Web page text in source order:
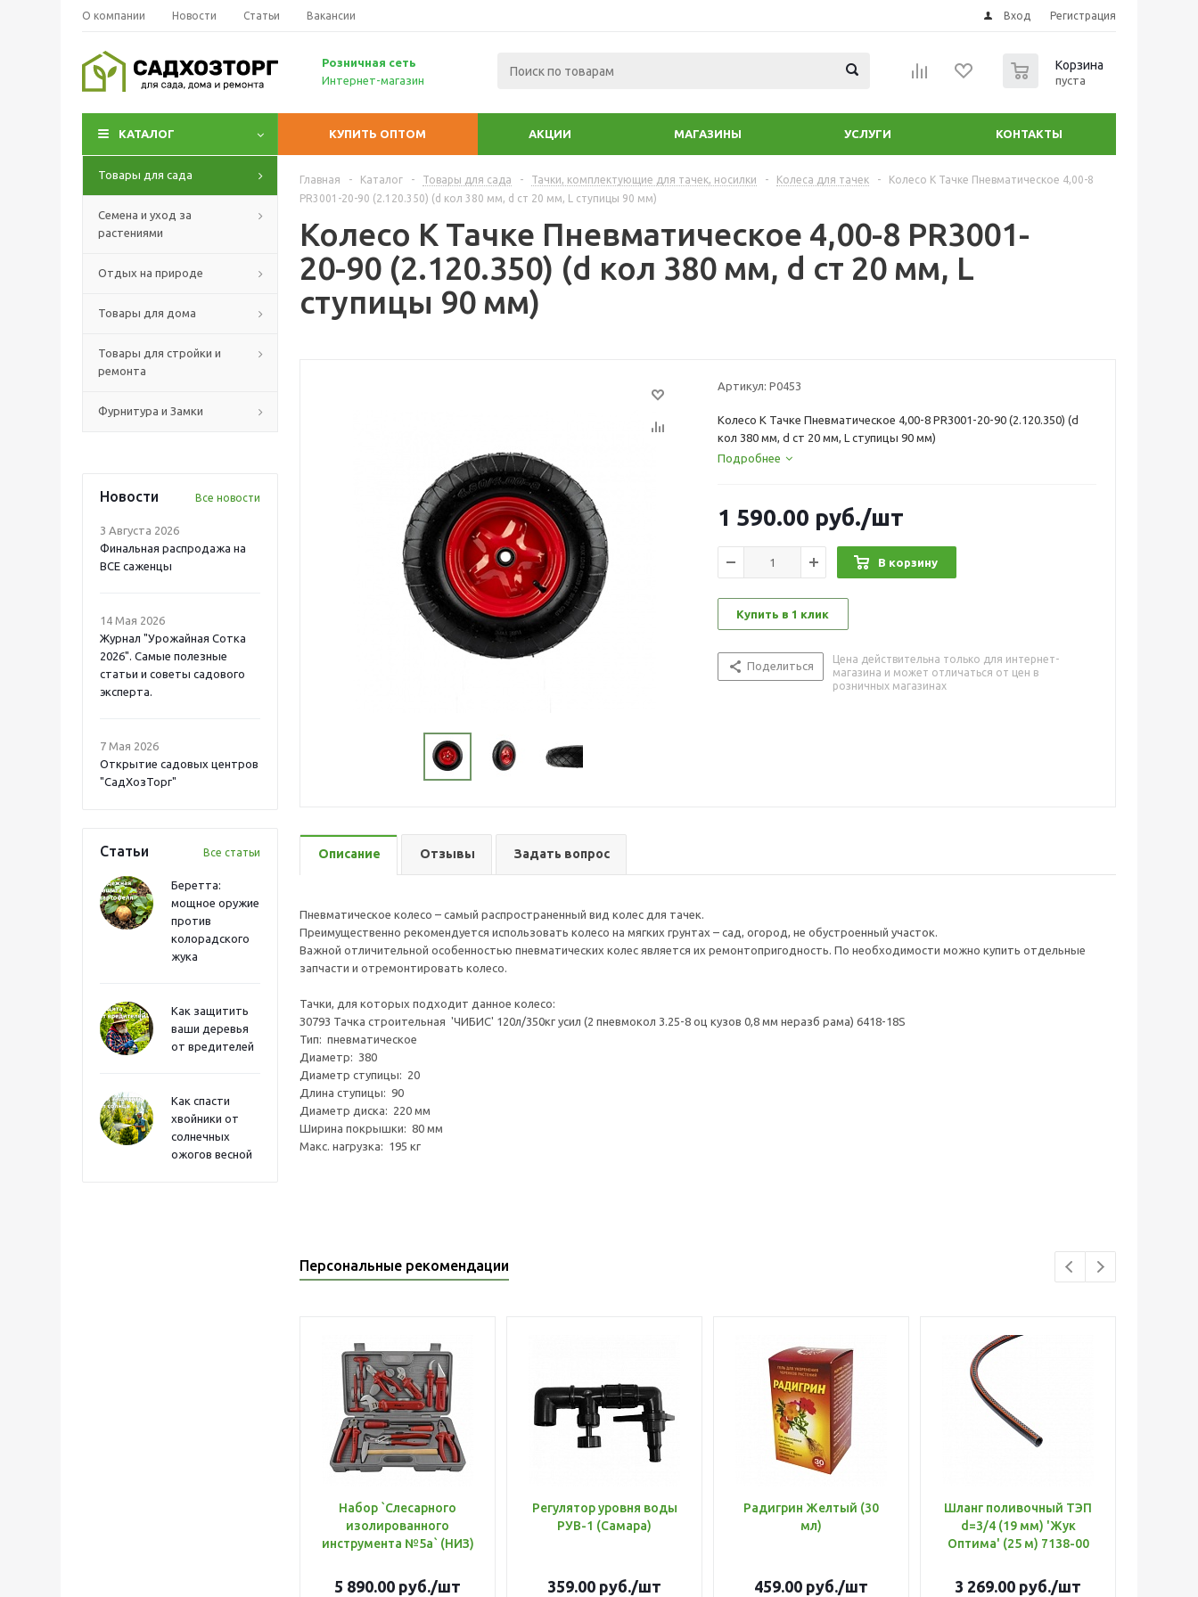
О компании Новости Статьи Вакансии Вход Регистрация
Розничная сеть
Интернет-магазин
Корзина
пуста
КАТАЛОГ КУПИТЬ ОПТОМ АКЦИИ МАГАЗИНЫ УСЛУГИ КОНТАКТЫ
Товары для сада
Семена и уход за
растениями
Отдых на природе
Товары для дома
Товары для стройки и
ремонта
Фурнитура и Замки
Новости Все новости
3 Августа 2026
Финальная распродажа на
ВСЕ саженцы
14 Мая 2026
Журнал "Урожайная Сотка
2026". Самые полезные
статьи и советы садового
эксперта.
7 Мая 2026
Открытие садовых центров
"СадХозТорг"
Статьи Все статьи
Беретта:
мощное оружие
против
колорадского
жука
Как защитить
ваши деревья
от вредителей
Как спасти
хвойники от
солнечных
ожогов весной
Главная - Каталог - Товары для сада - Тачки, комплектующие для тачек, носилки - Колеса для тачек -
Колесо К Тачке Пневматическое 4,00-8
PR3001-20-90 (2.120.350) (d кол 380 мм, d ст 20 мм, L ступицы 90 мм)
Колесо К Тачке Пневматическое 4,00-8 PR3001-
20-90 (2.120.350) (d кол 380 мм, d ст 20 мм, L
ступицы 90 мм)
Артикул: Р0453
Колесо К Тачке Пневматическое 4,00-8 PR3001-20-90 (2.120.350) (d
кол 380 мм, d ст 20 мм, L ступицы 90 мм)
Подробнее
1 590.00 руб./шт
В корзину
Купить в 1 клик
Поделиться
Цена действительна только для интернет-
магазина и может отличаться от цен в
розничных магазинах
Описание Отзывы Задать вопрос
Пневматическое колесо – самый распространенный вид колес для тачек.
Преимущественно рекомендуется использовать колесо на мягких грунтах – сад, огород, не обустроенный участок.
Важной отличительной особенностью пневматических колес является их ремонтопригодность. По необходимости можно купить отдельные
запчасти и отремонтировать колесо.
Тачки, для которых подходит данное колесо:
З0793 Тачка строительная 'ЧИБИС' 120л/350кг усил (2 пневмокол 3.25-8 оц кузов 0,8 мм неразб рама) 6418-18S
Тип: пневматическое
Диаметр: 380
Диаметр ступицы: 20
Длина ступицы: 90
Диаметр диска: 220 мм
Ширина покрышки: 80 мм
Макс. нагрузка: 195 кг
Персональные рекомендации
Набор `Слесарного
изолированного
инструмента №5а` (НИЗ)
5 890.00 руб./шт
Регулятор уровня воды
РУВ-1 (Самара)
359.00 руб./шт
Радигрин Желтый (30
мл)
459.00 руб./шт
Шланг поливочный ТЭП
d=3/4 (19 мм) 'Жук
Оптима' (25 м) 7138-00
3 269.00 руб./шт